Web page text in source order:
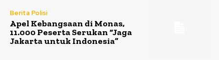
Berita Polisi
Apel Kebangsaan di Monas,
11.000 Peserta Serukan “Jaga
Jakarta untuk Indonesia”